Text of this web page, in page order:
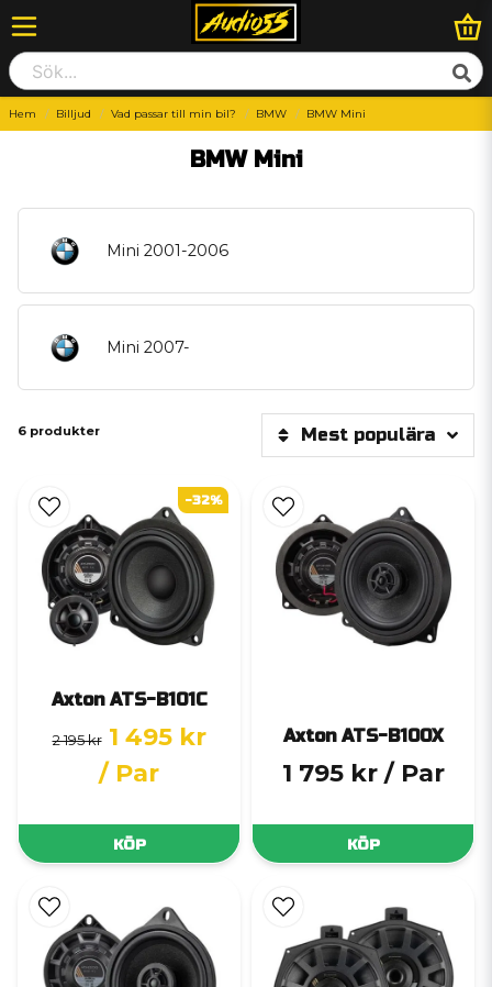
Hem Billjud Vad passar till min bil? BMW BMW Mini
BMW Mini
Mini 2001-2006
Mini 2007-
6 produkter Mest populära
Axton ATS-B101C
2 195 kr 1 495 kr
/ Par
KÖP
-32%
Axton ATS-B100X
1 795 kr / Par
KÖP